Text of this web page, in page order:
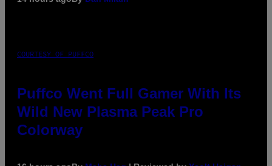
COURTESY OF PUFFCO
Puffco Went Full Gamer With Its
Wild New Plasma Peak Pro
Colorway